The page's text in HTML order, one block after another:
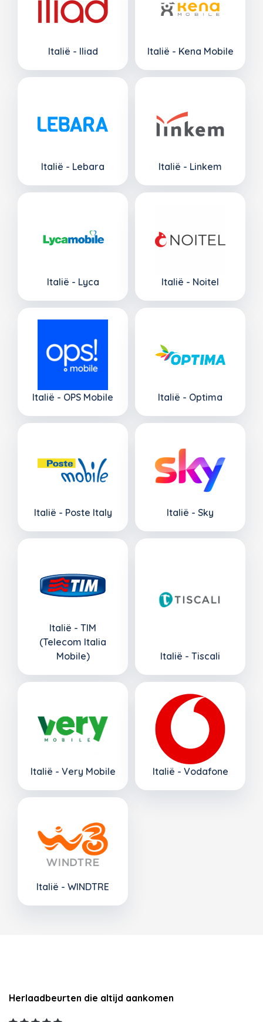
Italië - Iliad Italië - Kena Mobile
Italië - Lebara Italië - Linkem
Italië - Lyca Italië - Noitel
Italië - OPS Mobile Italië - Optima
Italië - Poste Italy Italië - Sky
Italië - TIM
(Telecom Italia
Mobile)
Italië - Tiscali
Italië - Very Mobile Italië - Vodafone
Italië - WINDTRE
Herlaadbeurten die altijd aankomen